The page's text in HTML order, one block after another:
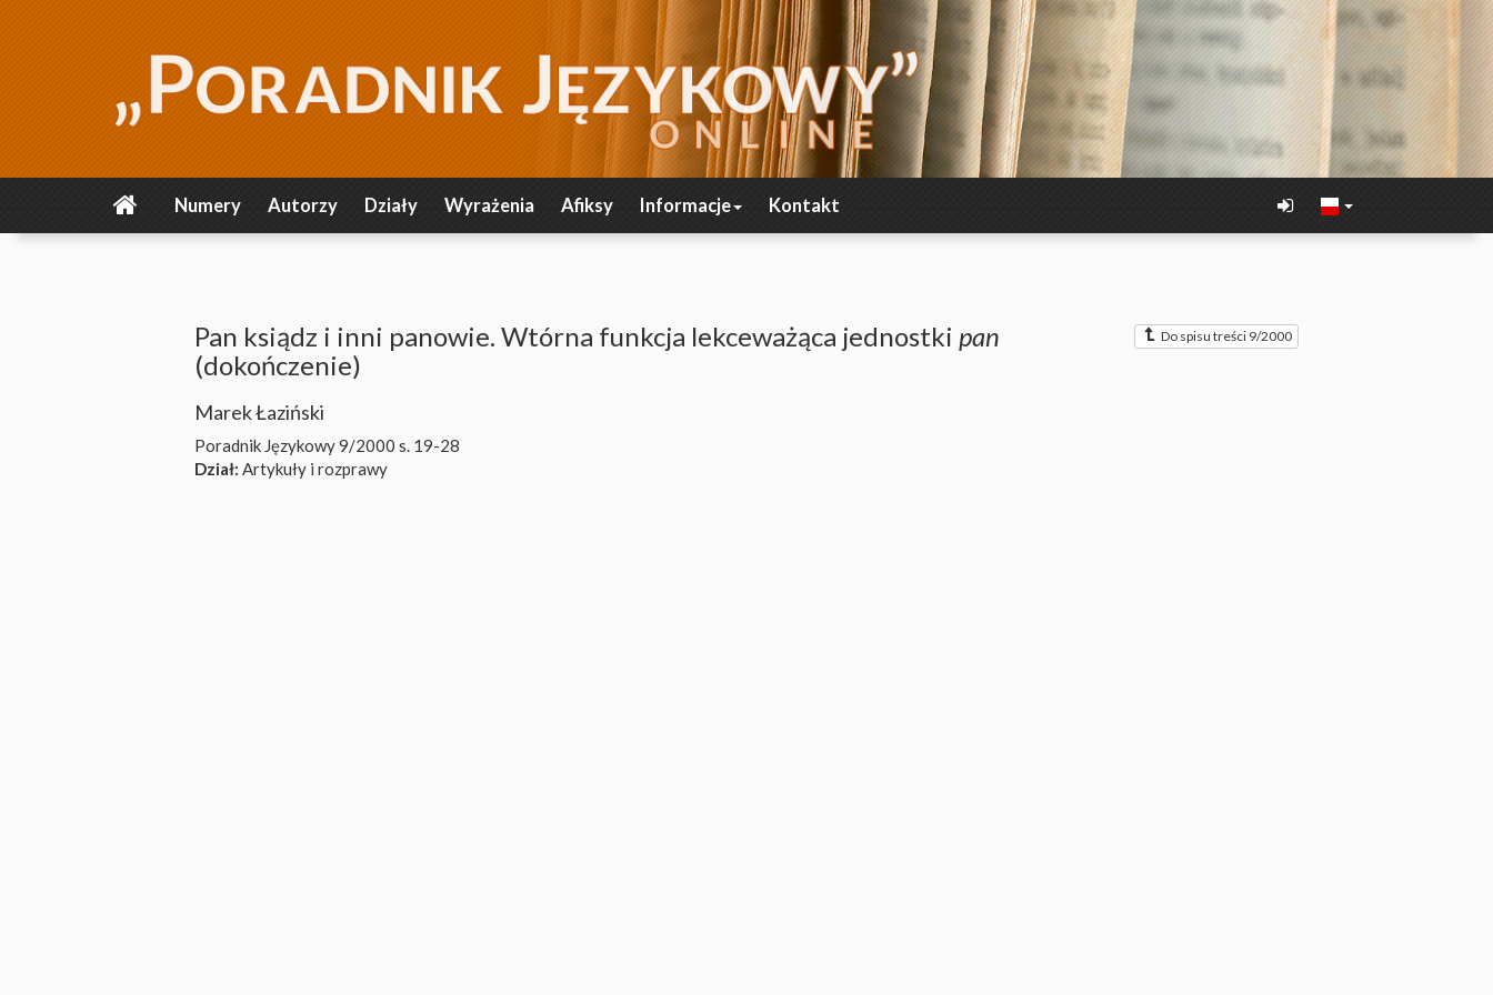
Numery Autorzy Działy Wyrażenia Afiksy Informacje Kontakt
Do spisu treści 9/2000
Pan ksiądz i inni panowie. Wtórna funkcja lekceważąca jednostki pan
(dokończenie)
Marek Łaziński
Poradnik Językowy 9/2000 s. 19-28
Dział: Artykuły i rozprawy